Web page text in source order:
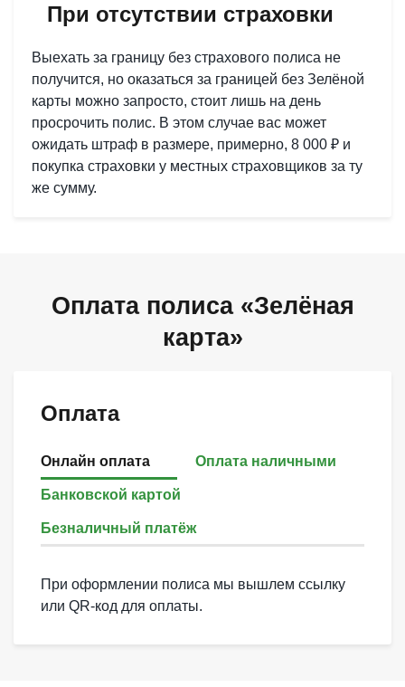
При отсутствии страховки
Выехать за границу без страхового полиса не
получится, но оказаться за границей без Зелёной
карты можно запросто, стоит лишь на день
просрочить полис. В этом случае вас может
ожидать штраф в размере, примерно, 8 000 ₽ и
покупка страховки у местных страховщиков за ту
же сумму.
Оплата полиса «Зелёная
карта»
Оплата
Онлайн оплата Оплата наличными
Банковской картой
Безналичный платёж
При оформлении полиса мы вышлем ссылку
или QR-код для оплаты.